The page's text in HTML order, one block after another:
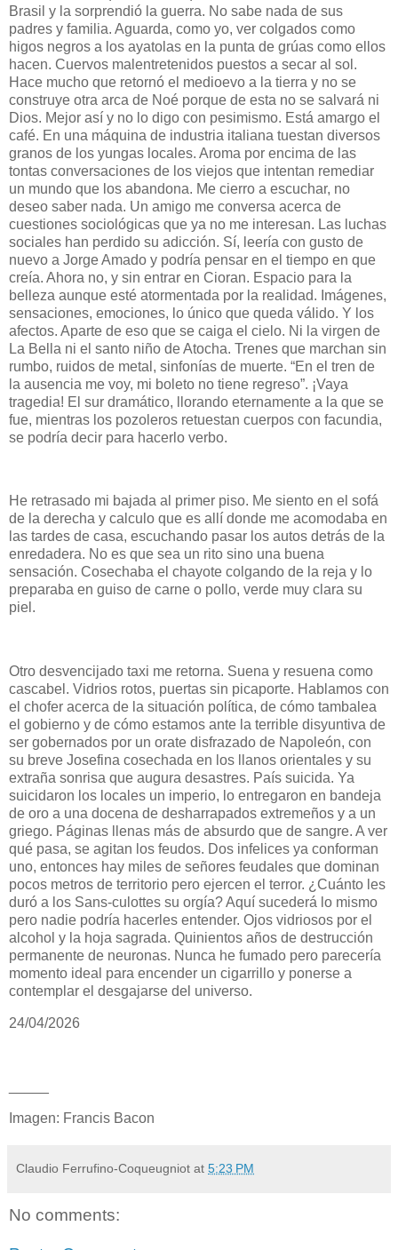
Brasil y la sorprendió la guerra. No sabe nada de sus
padres y familia. Aguarda, como yo, ver colgados como
higos negros a los ayatolas en la punta de grúas como ellos
hacen. Cuervos malentretenidos puestos a secar al sol.
Hace mucho que retornó el medioevo a la tierra y no se
construye otra arca de Noé porque de esta no se salvará ni
Dios. Mejor así y no lo digo con pesimismo. Está amargo el
café. En una máquina de industria italiana tuestan diversos
granos de los yungas locales. Aroma por encima de las
tontas conversaciones de los viejos que intentan remediar
un mundo que los abandona. Me cierro a escuchar, no
deseo saber nada. Un amigo me conversa acerca de
cuestiones sociológicas que ya no me interesan. Las luchas
sociales han perdido su adicción. Sí, leería con gusto de
nuevo a Jorge Amado y podría pensar en el tiempo en que
creía. Ahora no, y sin entrar en Cioran. Espacio para la
belleza aunque esté atormentada por la realidad. Imágenes,
sensaciones, emociones, lo único que queda válido. Y los
afectos. Aparte de eso que se caiga el cielo. Ni la virgen de
La Bella ni el santo niño de Atocha. Trenes que marchan sin
rumbo, ruidos de metal, sinfonías de muerte. “En el tren de
la ausencia me voy, mi boleto no tiene regreso”. ¡Vaya
tragedia! El sur dramático, llorando eternamente a la que se
fue, mientras los pozoleros retuestan cuerpos con facundia,
se podría decir para hacerlo verbo.
He retrasado mi bajada al primer piso. Me siento en el sofá
de la derecha y calculo que es allí donde me acomodaba en
las tardes de casa, escuchando pasar los autos detrás de la
enredadera. No es que sea un rito sino una buena
sensación. Cosechaba el chayote colgando de la reja y lo
preparaba en guiso de carne o pollo, verde muy clara su
piel.
Otro desvencijado taxi me retorna. Suena y resuena como
cascabel. Vidrios rotos, puertas sin picaporte. Hablamos con
el chofer acerca de la situación política, de cómo tambalea
el gobierno y de cómo estamos ante la terrible disyuntiva de
ser gobernados por un orate disfrazado de Napoleón, con
su breve Josefina cosechada en los llanos orientales y su
extraña sonrisa que augura desastres. País suicida. Ya
suicidaron los locales un imperio, lo entregaron en bandeja
de oro a una docena de desharrapados extremeños y a un
griego. Páginas llenas más de absurdo que de sangre. A ver
qué pasa, se agitan los feudos. Dos infelices ya conforman
uno, entonces hay miles de señores feudales que dominan
pocos metros de territorio pero ejercen el terror. ¿Cuánto les
duró a los Sans-culottes su orgía? Aquí sucederá lo mismo
pero nadie podría hacerles entender. Ojos vidriosos por el
alcohol y la hoja sagrada. Quinientos años de destrucción
permanente de neuronas. Nunca he fumado pero parecería
momento ideal para encender un cigarrillo y ponerse a
contemplar el desgajarse del universo.
24/04/2026
Imagen: Francis Bacon
Claudio Ferrufino-Coqueugniot at 5:23 PM
No comments: